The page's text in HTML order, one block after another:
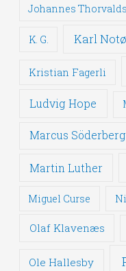
Johannes
K. G. Karl
Kristian Fagerli
Ludvig Hope
Marcus Söderberg
Martin Luther
Miguel Curse
Olaf Klavenæs
Ole Hallesby